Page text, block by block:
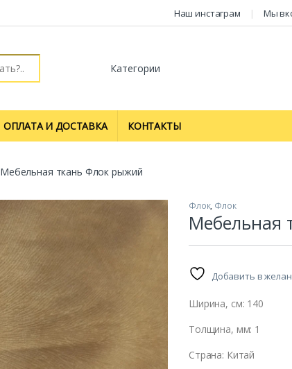
Наш инстаграм Мы
ОПЛАТА И ДОСТАВКА КОНТАКТЫ
Мебельная ткань Флок рыжий
Флок, Флок
Мебельная
Добавить в
Ширина, см: 140
Толщина, мм: 1
Страна: Китай